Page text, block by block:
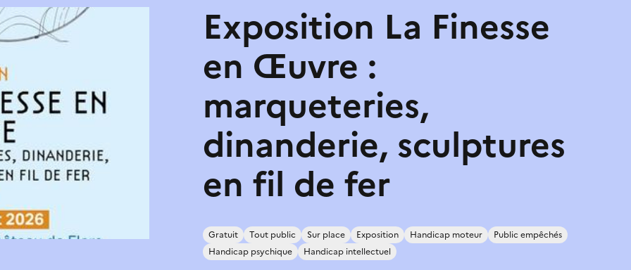
Exposition La Finesse
en Œuvre :
marqueteries,
dinanderie, sculptures
en fil de fer
Gratuit Tout public Sur place Exposition Handicap moteur
Public empêchés
Handicap psychique
Handicap intellectuel